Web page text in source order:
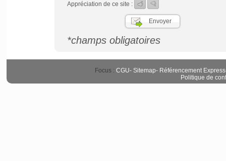
Appréciation de ce site :
*champs obligatoires
Focus : CGU- Sitemap- Référencement Express
Politique de